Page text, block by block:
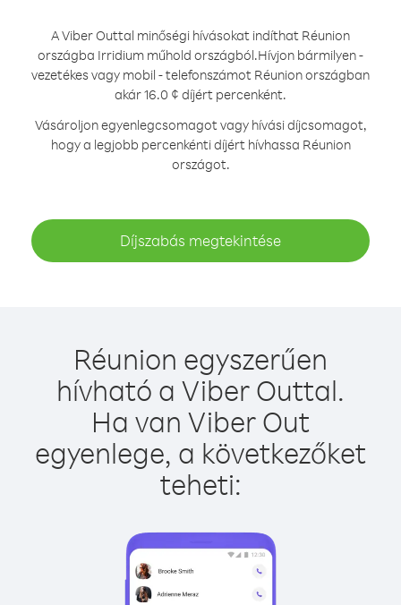
A Viber Outtal minőségi hívásokat indíthat Réunion
országba Irridium műhold országból.Hívjon bármilyen -
vezetékes vagy mobil - telefonszámot Réunion országban
akár 16.0 ¢ díjért percenként.
Vásároljon egyenlegcsomagot vagy hívási díjcsomagot,
hogy a legjobb percenkénti díjért hívhassa Réunion
országot.
Díjszabás megtekintése
Réunion egyszerűen
hívható a Viber Outtal.
Ha van Viber Out
egyenlege, a következőket
teheti: